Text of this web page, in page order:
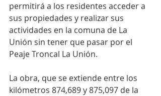
permitirá a los residentes acceder a
sus propiedades y realizar sus
actividades en la comuna de La
Unión sin tener que pasar por el
Peaje Troncal La Unión.
La obra, que se extiende entre los
kilómetros 874,689 y 875,097 de la